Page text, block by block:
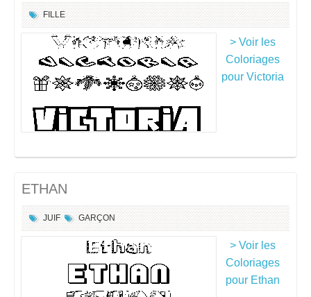
FILLE
> Voir les
Coloriages
pour Victoria
ETHAN
JUIF GARÇON
> Voir les
Coloriages
pour Ethan